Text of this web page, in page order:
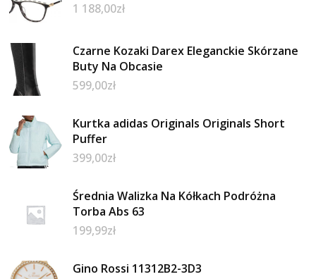
1 188,00zł
Czarne Kozaki Darex Eleganckie Skórzane
Buty Na Obcasie
599,00zł
Kurtka adidas Originals Originals Short
Puffer
399,00zł
Średnia Walizka Na Kółkach Podróżna
Torba Abs 63
199,99zł
Gino Rossi 11312B2-3D3